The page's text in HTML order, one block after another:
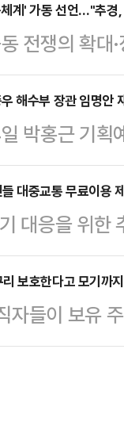
했다.이 대
'KF-21 양산
이어 하늘에
로써 자주국
은 단순한
계' 가동 선언…"추경
전쟁의 확대
정부 차원의
음 달 집행을
경)' 편성과
은 24일 청
악의 에너지
같이 말했
…
해수부 장관 임명안
박홍근 기획
을 재가했다.
여야 합의
안을 재가했
립한 기획
지 81일 만
'통일교 금
대중교통 무료이용
대응을 위한
용에 대한 지
근 시간 어르
대통령은 24
장관이 중동
보호한다고 모기까
자들이 보유
냥해 "개구